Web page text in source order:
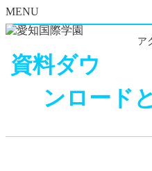
MENU
ア
資料ダウ
ンロード